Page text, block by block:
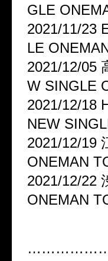
GLE
2021/11/23
LE
2021/12/05
W SINGLE
2021/12/18
NEW
2021/12/19
ONEMAN
2021/12/22
ONEMAN